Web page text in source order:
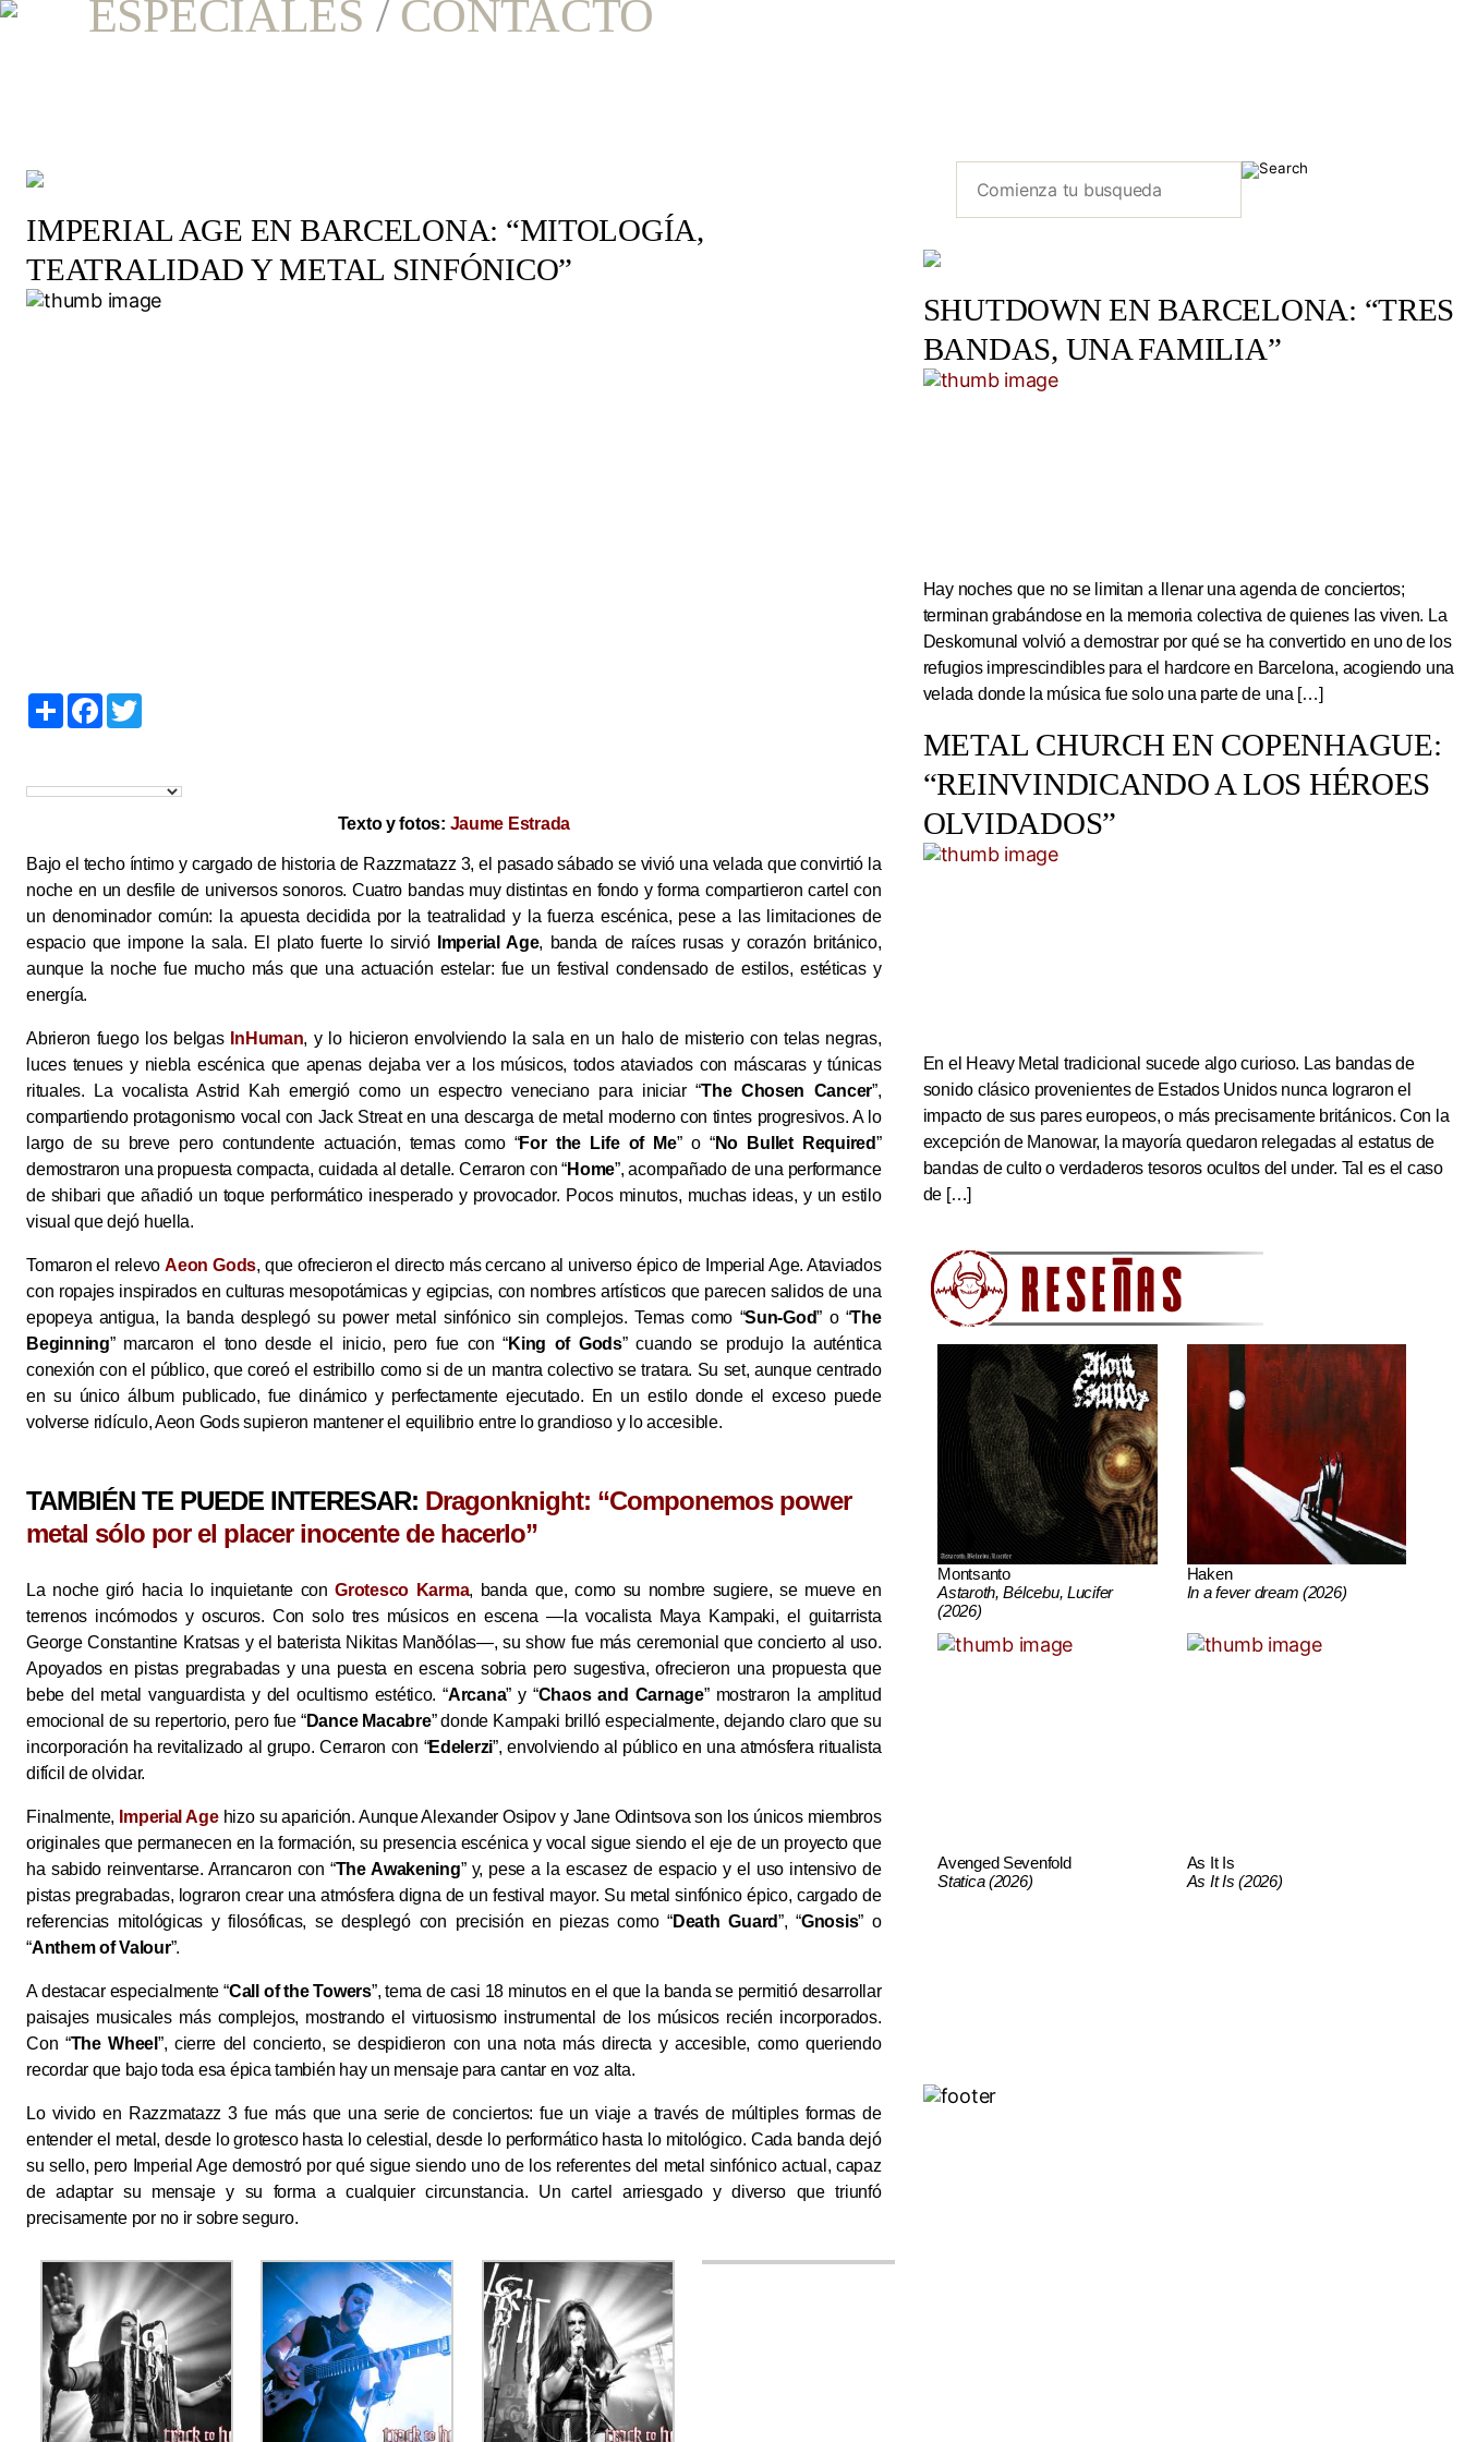
ESPECIALES / CONTACTO
IMPERIAL AGE EN BARCELONA: “MITOLOGÍA,
TEATRALIDAD Y METAL SINFÓNICO”
S
h
F
a
o e
Texto y fotos: Jaume Estrada
Bajo el techo íntimo y cargado de historia de Razzmatazz 3, el pasado sábado se vivió una velada que convirtió la
noche en un desfile de universos sonoros. Cuatro bandas muy distintas en fondo y forma compartieron cartel con
un denominador común: la apuesta decidida por la teatralidad y la fuerza escénica, pese a las limitaciones de
espacio que impone la sala. El plato fuerte lo sirvió
Imperial Age, banda de raíces rusas y corazón británico,
aunque la noche fue mucho más que una actuación estelar: fue un festival condensado de estilos, estéticas y
energía.
Abrieron fuego los belgas InHuman, y lo hicieron envolviendo la sala en un halo de misterio con telas negras,
luces tenues y niebla escénica que apenas dejaba ver a los músicos, todos ataviados con máscaras y túnicas
rituales. La vocalista Astrid Kah emergió como un espectro veneciano para iniciar “The Chosen Cancer”,
compartiendo protagonismo vocal con Jack Streat en una descarga de metal moderno con tintes progresivos. A lo
largo de su breve pero contundente actuación, temas como “For the Life of Me” o “No Bullet Required”
demostraron una propuesta compacta, cuidada al detalle. Cerraron con “Home”, acompañado de una performance
de shibari que añadió un toque performático inesperado y provocador. Pocos minutos, muchas ideas, y un estilo
visual que dejó huella.
Tomaron el relevoAeon Gods, que ofrecieron el directo más cercano al universo épico de Imperial Age. Ataviados
con ropajes inspirados en culturas mesopotámicas y egipcias, con nombres artísticos que parecen salidos de una
epopeya antigua, la banda desplegó su power metal sinfónico sin complejos. Temas como “Sun‐God” o “The
Beginning” marcaron el tono desde el inicio, pero fue con “King of Gods” cuando se produjo la auténtica
conexión con el público, que coreó el estribillo como si de un mantra colectivo se tratara. Su set, aunque centrado
en su único álbum publicado, fue dinámico y perfectamente ejecutado. En un estilo donde el exceso puede
volverse ridículo, Aeon Gods supieron mantener el equilibrio entre lo grandioso y lo accesible.
TAMBIÉN TE PUEDE INTERESAR: Dragonknight: “Componemos power
metal sólo por el placer inocente de hacerlo”
La noche giró hacia lo inquietante conGrotesco Karma, banda que, como su nombre sugiere, se mueve en
terrenos incómodos y oscuros. Con solo tres músicos en escena —la vocalista Maya Kampaki, el guitarrista
George Constantine Kratsas y el baterista Nikitas Manðólas—, su show fue más ceremonial que concierto al uso.
Apoyados en pistas pregrabadas y una puesta en escena sobria pero sugestiva, ofrecieron una propuesta que
bebe del metal vanguardista y del ocultismo estético. “Arcana” y “Chaos and Carnage” mostraron la amplitud
emocional de su repertorio, pero fue “Dance Macabre” donde Kampaki brilló especialmente, dejando claro que su
incorporación ha revitalizado al grupo. Cerraron con “Edelerzi”, envolviendo al público en una atmósfera ritualista
difícil de olvidar.
Finalmente, Imperial Agehizo su aparición. Aunque Alexander Osipov y Jane Odintsova son los únicos miembros
originales que permanecen en la formación, su presencia escénica y vocal sigue siendo el eje de un proyecto que
ha sabido reinventarse. Arrancaron con “The Awakening” y, pese a la escasez de espacio y el uso intensivo de
pistas pregrabadas, lograron crear una atmósfera digna de un festival mayor. Su metal sinfónico épico, cargado de
referencias mitológicas y filosóficas, se desplegó con precisión en piezas como “Death Guard”, “Gnosis” o
“Anthem of Valour”.
A destacar especialmente “Call of the Towers”, tema de casi 18 minutos en el que la banda se permitió desarrollar
paisajes musicales más complejos, mostrando el virtuosismo instrumental de los músicos recién incorporados.
Con “The Wheel ”, cierre del concierto, se despidieron con una nota más directa y accesible, como queriendo
recordar que bajo toda esa épica también hay un mensaje para cantar en voz alta.
Lo vivido en Razzmatazz 3 fue más que una serie de conciertos: fue un viaje a través de múltiples formas de
entender el metal, desde lo grotesco hasta lo celestial, desde lo performático hasta lo mitológico. Cada banda dejó
su sello, pero Imperial Age demostró por qué sigue siendo uno de los referentes del metal sinfónico actual, capaz
de adaptar su mensaje y su forma a cualquier circunstancia. Un cartel arriesgado y diverso que triunfó
precisamente por no ir sobre seguro.
SHUTDOWN EN BARCELONA: “TRES
BANDAS, UNA FAMILIA”
Hay noches que no se limitan a llenar una agenda de conciertos;
terminan grabándose en la memoria colectiva de quienes las viven. La
Deskomunal volvió a demostrar por qué se ha convertido en uno de los
refugios imprescindibles para el hardcore en Barcelona, acogiendo una
velada donde la música fue solo una parte de una […]
METAL CHURCH EN COPENHAGUE:
“REINVINDICANDO A LOS HÉROES
OLVIDADOS”
En el Heavy Metal tradicional sucede algo curioso. Las bandas de
sonido clásico provenientes de Estados Unidos nunca lograron el
impacto de sus pares europeos, o más precisamente británicos. Con la
excepción de Manowar, la mayoría quedaron relegadas al estatus de
bandas de culto o verdaderos tesoros ocultos del under. Tal es el caso
de […]
Montsanto
Astaroth, Bélcebu, Lucifer
(2026)
Haken
In a fever dream (2026)
Avenged Sevenfold
Statica (2026)
As It Is
As It Is (2026)